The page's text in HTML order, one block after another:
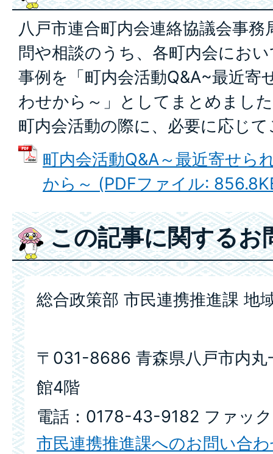
八戸市連合町内会連絡協議会事
問や相談のうち、各町内会にお
事例を「町内会活動Q&A~最近寄
わせから～」としてまとめまし
町内会活動の際に、必要に応じ
町内会活動Q&A～最近寄せら
から～ (PDFファイル:
この記事に関するお
総合政策部 市民連携推進課 地
〒031-8686 青森県八戸市内丸
館4階
電話：0178-43-9182 ファッ
市民連携推進課へのお問い合